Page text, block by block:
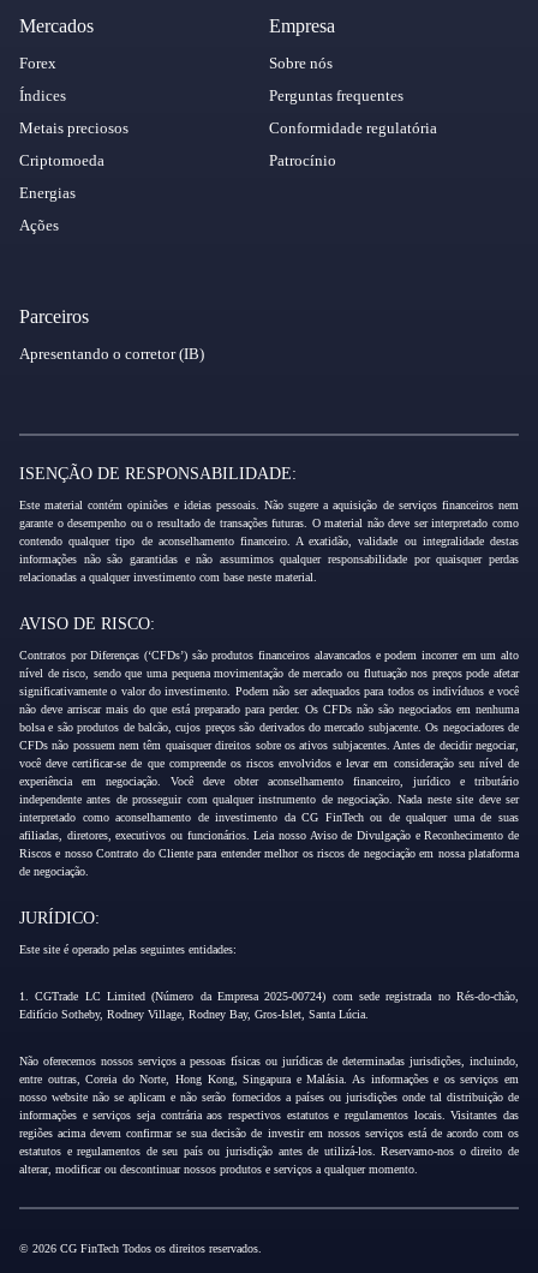
Mercados
Forex
Índices
Metais preciosos
Criptomoeda
Energias
Ações
Empresa
Sobre nós
Perguntas frequentes
Conformidade regulatória
Patrocínio
Parceiros
Apresentando o corretor (IB)
ISENÇÃO DE RESPONSABILIDADE:
Este material contém opiniões e ideias pessoais. Não sugere a aquisição de serviços financeiros nem
garante o desempenho ou o resultado de transações futuras. O material não deve ser interpretado como
contendo qualquer tipo de aconselhamento financeiro. A exatidão, validade ou integralidade destas
informações não são garantidas e não assumimos qualquer responsabilidade por quaisquer perdas
relacionadas a qualquer investimento com base neste material.
AVISO DE RISCO:
Contratos por Diferenças (‘CFDs’) são produtos financeiros alavancados e podem incorrer em um alto
nível de risco, sendo que uma pequena movimentação de mercado ou flutuação nos preços pode afetar
significativamente o valor do investimento. Podem não ser adequados para todos os indivíduos e você
não deve arriscar mais do que está preparado para perder. Os CFDs não são negociados em nenhuma
bolsa e são produtos de balcão, cujos preços são derivados do mercado subjacente. Os negociadores de
CFDs não possuem nem têm quaisquer direitos sobre os ativos subjacentes. Antes de decidir negociar,
você deve certificar-se de que compreende os riscos envolvidos e levar em consideração seu nível de
experiência em negociação. Você deve obter aconselhamento financeiro, jurídico e tributário
independente antes de prosseguir com qualquer instrumento de negociação. Nada neste site deve ser
interpretado como aconselhamento de investimento da CG FinTech ou de qualquer uma de suas
afiliadas, diretores, executivos ou funcionários. Leia nosso Aviso de Divulgação e Reconhecimento de
Riscos e nosso Contrato do Cliente para entender melhor os riscos de negociação em nossa plataforma
de negociação.
JURÍDICO:
Este site é operado pelas seguintes entidades:
1. CGTrade LC Limited (Número da Empresa 2025-00724) com sede registrada no Rés-do-chão,
Edifício Sotheby, Rodney Village, Rodney Bay, Gros-Islet, Santa Lúcia.
Não oferecemos nossos serviços a pessoas físicas ou jurídicas de determinadas jurisdições, incluindo,
entre outras, Coreia do Norte, Hong Kong, Singapura e Malásia. As informações e os serviços em
nosso website não se aplicam e não serão fornecidos a países ou jurisdições onde tal distribuição de
informações e serviços seja contrária aos respectivos estatutos e regulamentos locais. Visitantes das
regiões acima devem confirmar se sua decisão de investir em nossos serviços está de acordo com os
estatutos e regulamentos de seu país ou jurisdição antes de utilizá-los. Reservamo-nos o direito de
alterar, modificar ou descontinuar nossos produtos e serviços a qualquer momento.
© 2026 CG FinTech Todos os direitos reservados.